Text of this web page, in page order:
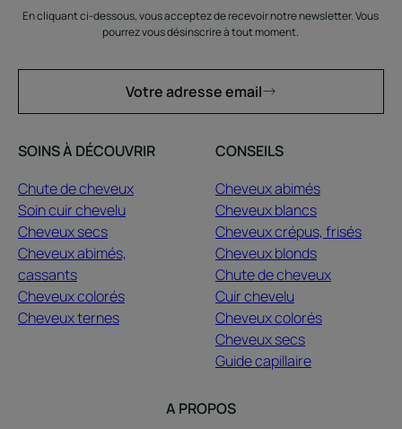
En cliquant ci-dessous, vous acceptez de recevoir notre newsletter. Vous
pourrez vous désinscrire à tout moment.
Votre adresse email
SOINS À DÉCOUVRIR
Chute de cheveux
Soin cuir chevelu
Cheveux secs
Cheveux abimés,
cassants
Cheveux colorés
Cheveux ternes
CONSEILS
Cheveux abimés
Cheveux blancs
Cheveux crépus, frisés
Cheveux blonds
Chute de cheveux
Cuir chevelu
Cheveux colorés
Cheveux secs
Guide capillaire
A PROPOS